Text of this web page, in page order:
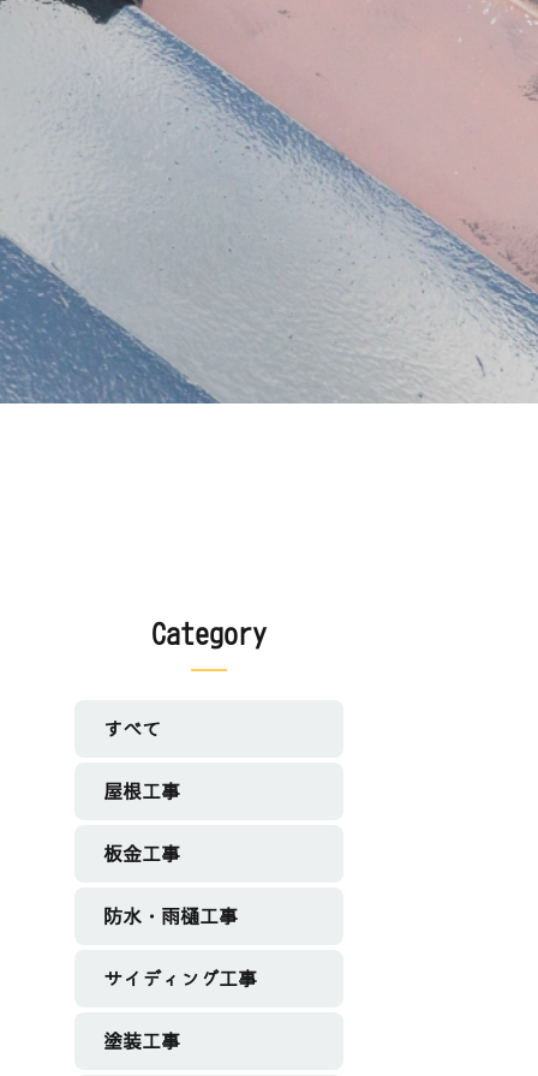
Category
すべて
屋根工事
板金工事
防水・雨樋工事
サイディング工事
塗装工事